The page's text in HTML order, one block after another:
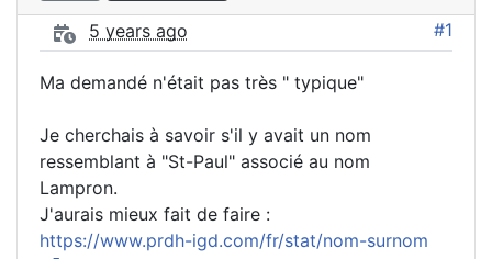
5 years ago #1
Ma demandé n'était pas très " typique"
Je cherchais à savoir s'il y avait un nom
ressemblant à "St-Paul" associé au nom
Lampron.
J'aurais mieux fait de faire :
https://www.prdh-igd.com/fr/stat/nom-surnom